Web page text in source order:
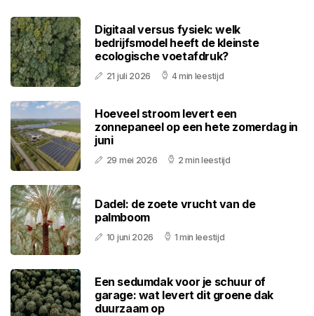
Digitaal versus fysiek: welk
bedrijfsmodel heeft de kleinste
ecologische voetafdruk?
21 juli 2026 4 min leestijd
Hoeveel stroom levert een
zonnepaneel op een hete zomerdag in
juni
29 mei 2026 2 min leestijd
Dadel: de zoete vrucht van de
palmboom
10 juni 2026 1 min leestijd
Een sedumdak voor je schuur of
garage: wat levert dit groene dak
duurzaam op